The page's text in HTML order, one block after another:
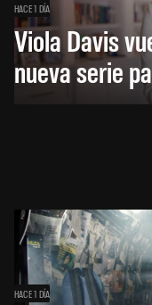
HACE 1 DÍA
Viola Davis
nueva serie
HACE 1 DÍA